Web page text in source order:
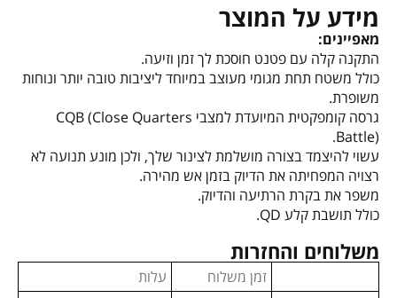
מידע על המוצר
מאפיינים:
התקנה קלה עם פטנט חוסכת לך זמן וזיעה.
כולל משטח תחת מגומי מעוצב במיוחד ליציבות טובה יותר ונוחות
משופרת.
גרסה קומפקטית המיועדת למצבי CQB (Close Quarters
Battle).
עשוי להיצמד בצורה מושלמת לצינור שלך, ולכן מונע תנועה לא
רצויה המפחיתה את הדיוק בזמן אש מהירה.
משפר את בקרת הרתיעה והדיוק.
כולל תושבת קלע QD.
משלוחים והחזרות
זמן משלוח
עלות